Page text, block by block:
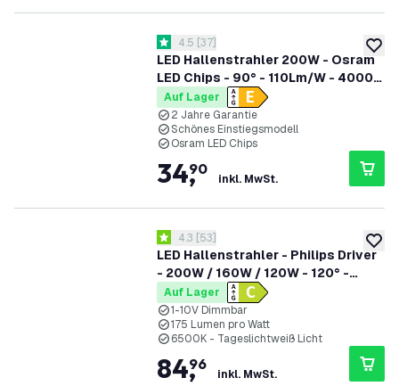
zur
LED Hallenstrahler 200W - Osram
LED Chips - 90° - 110Lm/W - 4000K
- IP65 - 2 Jahre Garantie
Bewertungsbereich öffnen
4.5 Bewertungssterne
4.5 [37]
Auf Lager
2 Jahre Garantie
Schönes Einstiegsmodell
Osram LED Chips
34,
90
inkl. MwSt.
zur
LED Hallenstrahler - Philips Driver
- 200W / 160W / 120W - 120° -
175lm/W - 6500K - IP65 - Dimmbar
- 5 Jahre Garantie - GS-geprüft
Bewertungsbereich öffnen
4.3 Bewertungssterne
4.3 [53]
Auf Lager
1-10V Dimmbar
175 Lumen pro Watt
6500K - Tageslichtweiß Licht
84,
96
inkl. MwSt.